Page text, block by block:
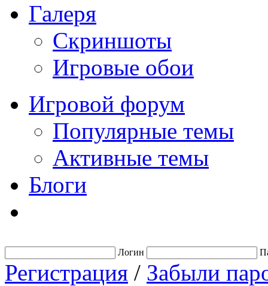
Галеря
Скриншоты
Игровые обои
Игровой форум
Популярные темы
Активные темы
Блоги
Логин
Регистрация / Забыли